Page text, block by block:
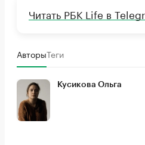
Читать РБК Life в
АвторыТеги
Кусикова Ольга